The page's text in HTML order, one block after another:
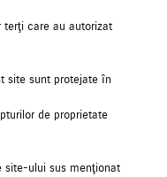
terţi care au autorizat
site sunt protejate în
de proprietate
site-ului sus menţionat